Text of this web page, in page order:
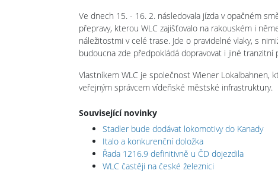
Ve dnech 15. - 16. 2. následovala jízda v opačném
přepravy, kterou WLC zajišťovalo na rakouském i
náležitostmi v celé trase. Jde o pravidelné vlaky, s
budoucna zde předpokládá dopravovat i jiné
Vlastníkem WLC je společnost Wiener Lokalbahnen,
veřejným správcem vídeňské městské infrastruktury.
Související novinky
Stadler bude dodávat lokomotivy do Kanady
Italo a konkurenční doložka
Řada 1216.9 definitivně u ČD dojezdila
WLC častěji na české železnici